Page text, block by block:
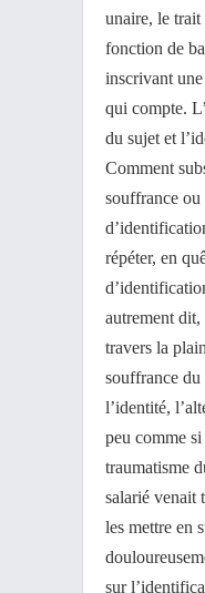
unaire, le trait
fonction de
inscrivant
qui compte.
du sujet et
Comment
souffrance ou
répéter, en
autrement
travers la
souffrance du
l’identité,
peu comme
traumatisme
salarié venait
les mettre en
sur